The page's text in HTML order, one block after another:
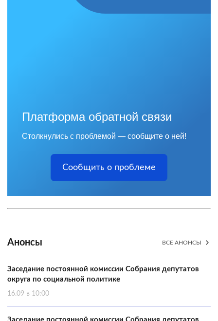
Платформа обратной связи
Столкнулись с проблемой — сообщите о ней!
Сообщить о проблеме
Анонсы ВСЕ АНОНСЫ
Заседание постоянной комиссии Собрания депутатов
округа по социальной политике
16.09 в 10:00